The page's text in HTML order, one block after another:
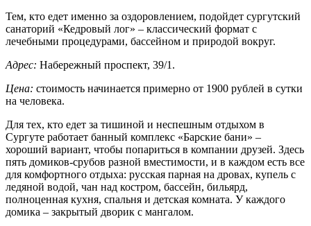
Тем, кто едет именно за оздоровлением, подойдет сургутский
санаторий «Кедровый лог» – классический формат с
лечебными процедурами, бассейном и природой вокруг.
Адрес: Набережный проспект, 39/1.
Цена: стоимость начинается примерно от 1900 рублей в сутки
на человека.
Для тех, кто едет за тишиной и неспешным отдыхом в
Сургуте работает банный комплекс «Барские бани» –
хороший вариант, чтобы попариться в компании друзей. Здесь
пять домиков-срубов разной вместимости, и в каждом есть все
для комфортного отдыха: русская парная на дровах, купель с
ледяной водой, чан над костром, бассейн, бильярд,
полноценная кухня, спальня и детская комната. У каждого
домика – закрытый дворик с мангалом.